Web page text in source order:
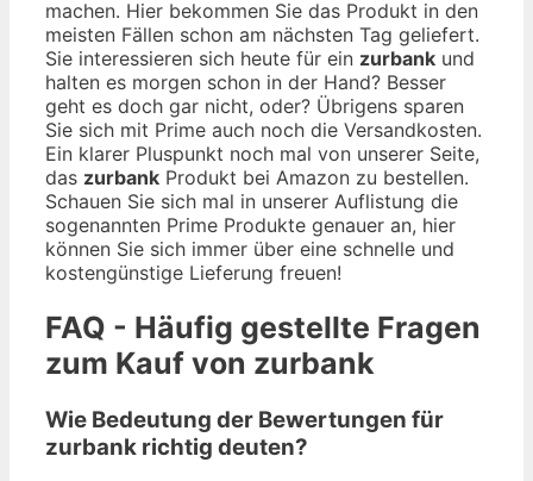
machen. Hier bekommen Sie das Produkt in den
meisten Fällen schon am nächsten Tag geliefert.
Sie interessieren sich heute für ein zurbank und
halten es morgen schon in der Hand? Besser
geht es doch gar nicht, oder? Übrigens sparen
Sie sich mit Prime auch noch die Versandkosten.
Ein klarer Pluspunkt noch mal von unserer Seite,
das zurbank Produkt bei Amazon zu bestellen.
Schauen Sie sich mal in unserer Auflistung die
sogenannten Prime Produkte genauer an, hier
können Sie sich immer über eine schnelle und
kostengünstige Lieferung freuen!
FAQ - Häufig gestellte Fragen
zum Kauf von zurbank
Wie Bedeutung der Bewertungen für
zurbank richtig deuten?